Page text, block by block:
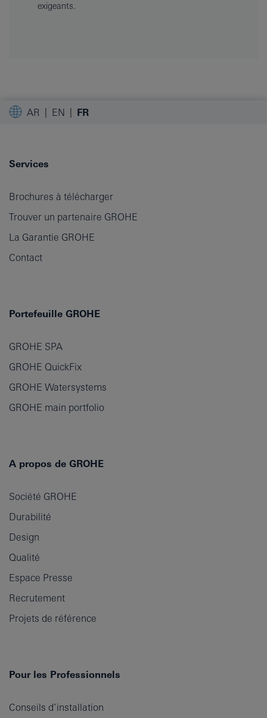
exigeants.
AR EN FR
Services
Brochures à télécharger
Trouver un partenaire GROHE
La Garantie GROHE
Contact
Portefeuille GROHE
GROHE SPA
GROHE QuickFix
GROHE Watersystems
GROHE main portfolio
A propos de GROHE
Société GROHE
Durabilité
Design
Qualité
Espace Presse
Recrutement
Projets de référence
Pour les Professionnels
Conseils d’installation